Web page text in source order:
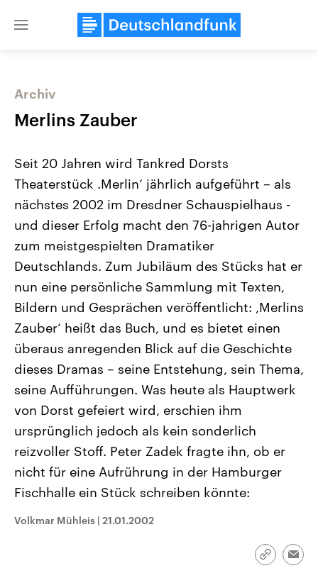
Close
Landtagswahl Sachsen-Anhalt
Alle Informationen
Sachsen-Anhalt wählt am 6.
September 2026 einen neuen
Landtag. Seit 2021 wird das
Bundesland von einer Koalition aus
CDU, SPD und FDP regiert.-
Wahlprogramme, aktuelle Berichte
und Kandidaten der anstehenden
Wahl.
USA
Aktuelle Beiträge,
Hintergründe
Wirtschaftlich und
gehören die Vereinigten
den mächtigsten Ländern
mit großem Einfluss auf
aktuelle Weltgeschehen.
Audio-Archiv
Archiv
Merlins Zauber
Seit 20 Jahren wird Tankred Dorsts
Theaterstück .Merlin‘ jährlich aufgeführt – als
nächstes 2002 im Dresdner Schauspielhaus -
und dieser Erfolg macht den 76-jahrigen Autor
zum meistgespielten Dramatiker
Deutschlands. Zum Jubiläum des Stücks hat er
nun eine persönliche Sammlung mit Texten,
Bildern und Gesprächen veröffentlicht: ,Merlins
Zauber‘ heißt das Buch, und es bietet einen
überaus anregenden Blick auf die Geschichte
dieses Dramas – seine Entstehung, sein Thema,
seine Aufführungen. Was heute als Hauptwerk
von Dorst gefeiert wird, erschien ihm
ursprünglich jedoch als kein sonderlich
reizvoller Stoff. Peter Zadek fragte ihn, ob er
nicht für eine Aufrührung in der Hamburger
Fischhalle ein Stück schreiben könnte:
Volkmar Mühleis | 21.01.2002
Link